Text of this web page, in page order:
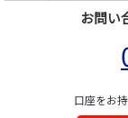
お問い
口座をお